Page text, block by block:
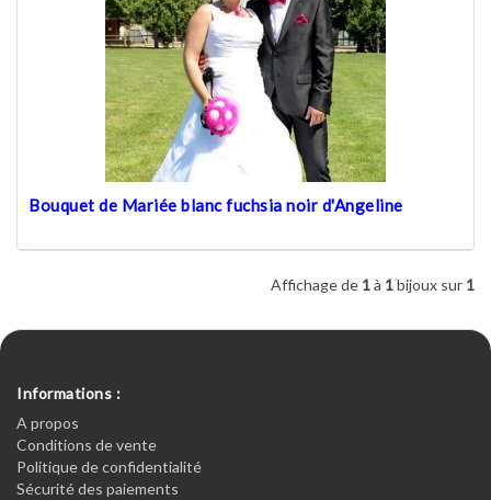
Bouquet de Mariée blanc fuchsia noir d'Angeline
Affichage de 1à 1bijoux sur 1
Informations :
A propos
Conditions de vente
Politique de confidentialité
Sécurité des paiements